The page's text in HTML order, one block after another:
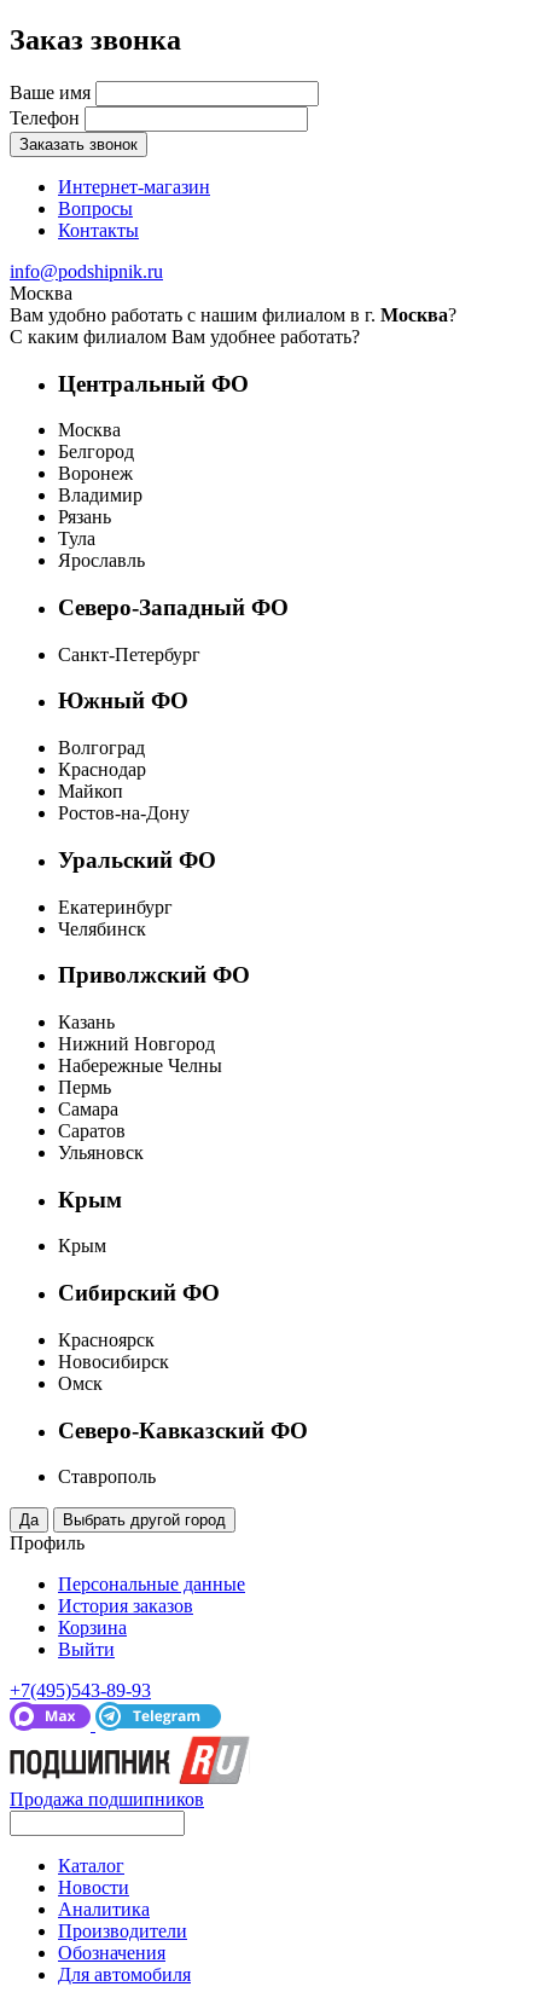
Заказ звонка
Ваше имя
Телефон
Заказать звонок
Интернет-магазин
Вопросы
Контакты
info@podshipnik.ru
Москва
Вам удобно работать с нашим филиалом в г. Москва?
С каким филиалом Вам удобнее работать?
Центральный ФО
Москва
Белгород
Воронеж
Владимир
Рязань
Тула
Ярославль
Северо-Западный ФО
Санкт-Петербург
Южный ФО
Волгоград
Краснодар
Майкоп
Ростов-на-Дону
Уральский ФО
Екатеринбург
Челябинск
Приволжский ФО
Казань
Нижний Новгород
Набережные Челны
Пермь
Самара
Саратов
Ульяновск
Крым
Крым
Сибирский ФО
Красноярск
Новосибирск
Омск
Северо-Кавказский ФО
Ставрополь
Профиль
Персональные данные
История заказов
Корзина
Выйти
+7(495)543-89-93
Продажа подшипников
Каталог
Новости
Аналитика
Производители
Обозначения
Для автомобиля